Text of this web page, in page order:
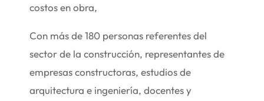
costos en obra,
Con más de 180 personas referentes del
sector de la construcción, representantes de
empresas constructoras, estudios de
arquitectura e ingeniería, docentes y